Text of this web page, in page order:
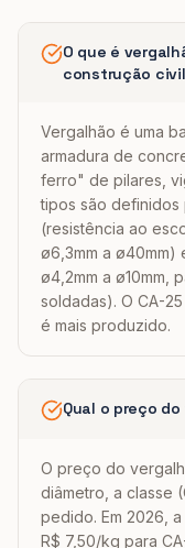
O que é
construção
Vergalhão é uma
armadura de
ferro" de pilares,
tipos são definidos
(resistência ao
ø6,3mm a ø40mm)
ø4,2mm a ø10mm,
soldadas). O CA-
é mais produzido.
Qual o preço
O preço do
diâmetro, a classe
pedido. Em 2026,
R$ 7,50/kg para